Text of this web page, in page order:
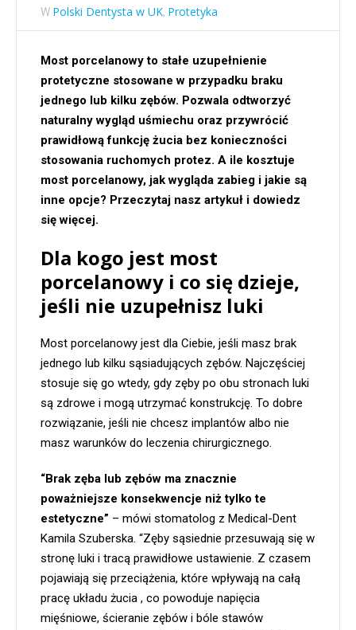
W Polski Dentysta w UK, Protetyka
Most porcelanowy to stałe uzupełnienie
protetyczne stosowane w przypadku braku
jednego lub kilku zębów. Pozwala odtworzyć
naturalny wygląd uśmiechu oraz przywrócić
prawidłową funkcję żucia bez konieczności
stosowania ruchomych protez. A ile kosztuje
most porcelanowy, jak wygląda zabieg i jakie są
inne opcje? Przeczytaj nasz artykuł i dowiedz
się więcej.
Dla kogo jest most
porcelanowy i co się dzieje,
jeśli nie uzupełnisz luki
Most porcelanowy jest dla Ciebie, jeśli masz brak
jednego lub kilku sąsiadujących zębów. Najczęściej
stosuje się go wtedy, gdy zęby po obu stronach luki
są zdrowe i mogą utrzymać konstrukcję. To dobre
rozwiązanie, jeśli nie chcesz implantów albo nie
masz warunków do leczenia chirurgicznego.
“Brak zęba lub zębów ma znacznie
poważniejsze konsekwencje niż tylko te
estetyczne” – mówi stomatolog z Medical-Dent
Kamila Szuberska. “Zęby sąsiednie przesuwają się w
stronę luki i tracą prawidłowe ustawienie. Z czasem
pojawiają się przeciążenia, które wpływają na całą
pracę układu żucia , co powoduje napięcia
mięśniowe, ścieranie zębów i bóle stawów